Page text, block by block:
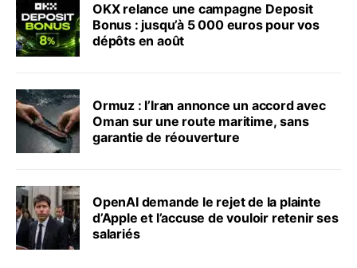
OKX relance une campagne Deposit
Bonus : jusqu’à 5 000 euros pour vos
dépôts en août
Ormuz : l’Iran annonce un accord avec
Oman sur une route maritime, sans
garantie de réouverture
OpenAI demande le rejet de la plainte
d’Apple et l’accuse de vouloir retenir ses
salariés